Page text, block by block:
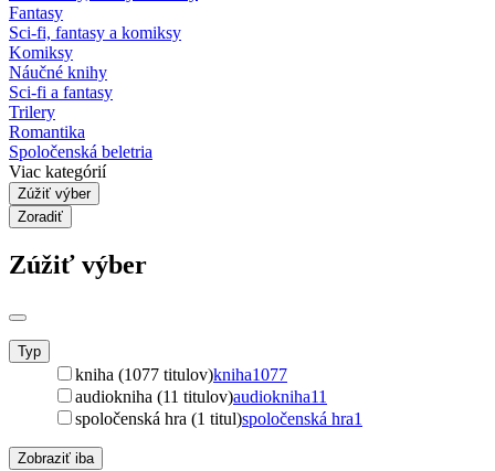
Fantasy
Sci-fi, fantasy a komiksy
Komiksy
Náučné knihy
Sci-fi a fantasy
Trilery
Romantika
Spoločenská beletria
Viac kategórií
Zúžiť výber
Zoradiť
Zúžiť výber
Typ
kniha (1077 titulov)kniha1077
audiokniha (11 titulov)audiokniha11
spoločenská hra (1 titul)spoločenská hra1
Zobraziť iba